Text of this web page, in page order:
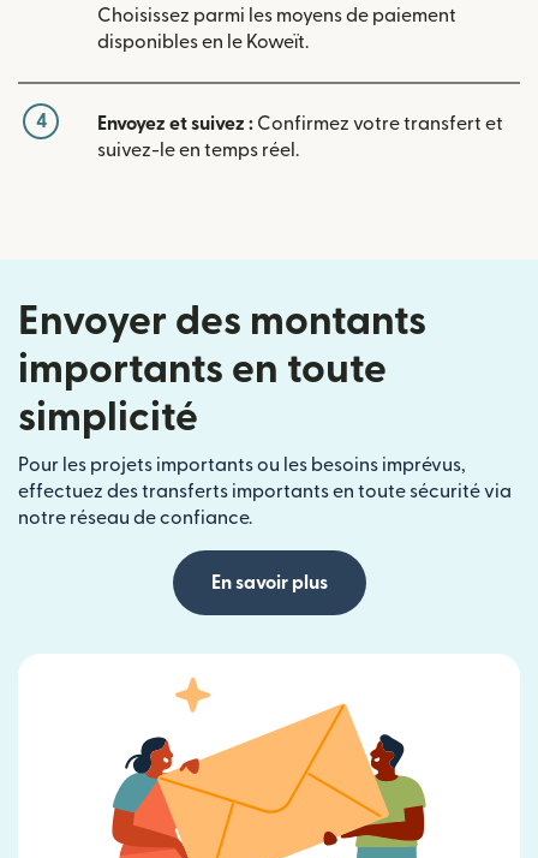
Choisissez parmi les moyens de paiement
disponibles en le Koweït.
4 Envoyez et suivez : Confirmez votre transfert et
suivez-le en temps réel.
Envoyer des montants
importants en toute
simplicité
Pour les projets importants ou les besoins imprévus,
effectuez des transferts importants en toute sécurité via
notre réseau de confiance.
En savoir plus